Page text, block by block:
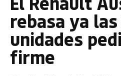
rebasa ya
unidades
firme